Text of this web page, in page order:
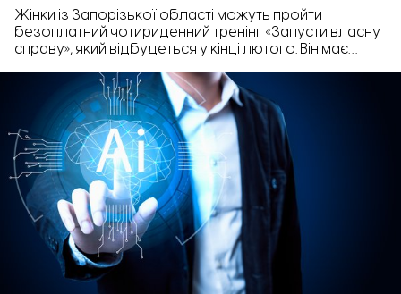
Жінки із Запорізької області можуть пройти
безоплатний чотириденний тренінг «Запусти власну
справу», який відбудеться у кінці лютого. Він має
власної справи або розширення чи відновлення
вже існуючого бізнесу.